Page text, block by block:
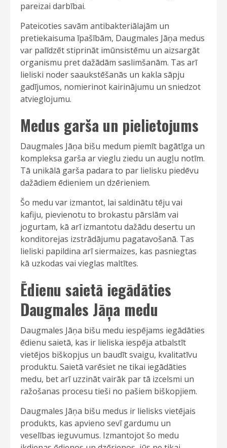
pareizai darbībai.
Pateicoties savām antibakteriālajām un
pretiekaisuma īpašībām, Daugmales Jāņa medus
var palīdzēt stiprināt imūnsistēmu un aizsargāt
organismu pret dažādām saslimšanām. Tas arī
lieliski noder saaukstēšanās un kakla sāpju
gadījumos, nomierinot kairinājumu un sniedzot
atvieglojumu.
Medus garša un pielietojums
Daugmales Jāņa bišu medum piemīt bagātīga un
kompleksa garša ar vieglu ziedu un augļu notīm.
Tā unikālā garša padara to par lielisku piedēvu
dažādiem ēdieniem un dzērieniem.
Šo medu var izmantot, lai saldinātu tēju vai
kafiju, pievienotu to brokastu pārslām vai
jogurtam, kā arī izmantotu dažādu desertu un
konditorejas izstrādājumu pagatavošanā. Tas
lieliski papildina arī siermaizes, kas pasniegtas
kā uzkodas vai vieglas maltītes.
Ēdienu saietā iegādāties
Daugmales Jāņa medu
Daugmales Jāņa bišu medu iespējams iegādāties
ēdienu saietā, kas ir lieliska iespēja atbalstīt
vietējos biškopjus un baudīt svaigu, kvalitatīvu
produktu. Saietā varēsiet ne tikai iegādāties
medu, bet arī uzzināt vairāk par tā izcelsmi un
ražošanas procesu tieši no pašiem biškopjiem.
Daugmales Jāņa bišu medus ir lielisks vietējais
produkts, kas apvieno sevī gardumu un
veselības ieguvumus. Izmantojot šo medu